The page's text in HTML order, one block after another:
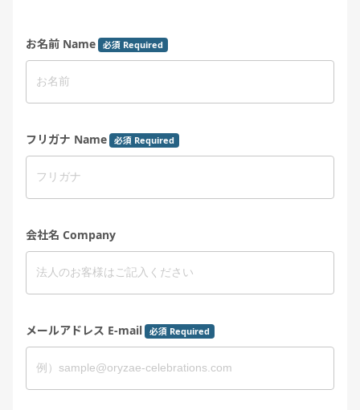
お名前 Name 必須 Required
フリガナ Name 必須 Required
会社名 Company
メールアドレス E-mail 必須 Required